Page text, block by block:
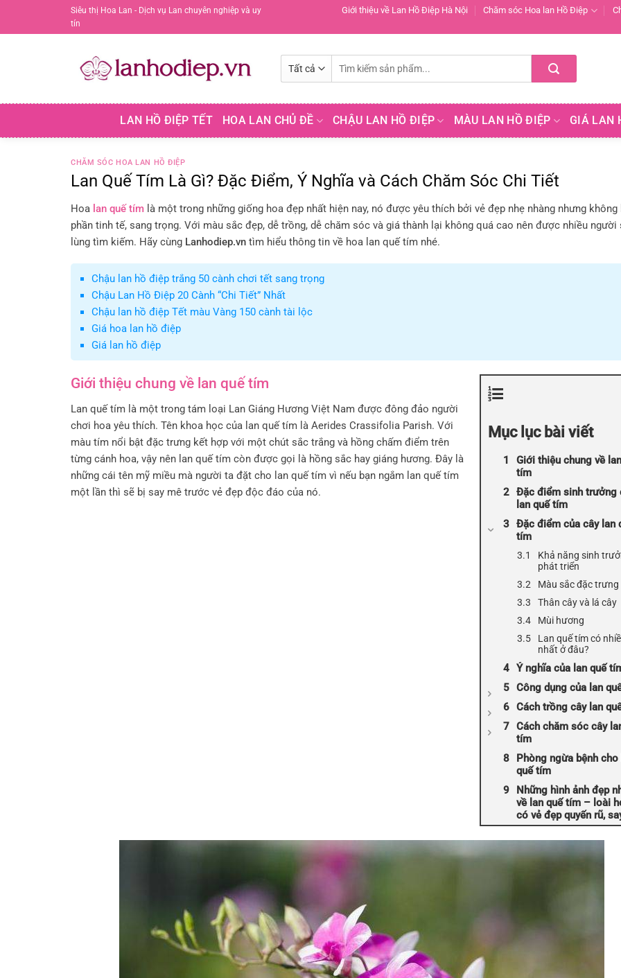
Siêu thị Hoa Lan - Dịch vụ Lan chuyên nghiệp và uy
tín
Giới thiệu về Lan Hồ Điệp Hà Nội Chăm sóc Hoa lan Hồ Điệp
kiếm:
LAN HỒ ĐIỆP TẾT HOA LAN CHỦ ĐỀ CHẬU LAN HỒ ĐIỆP MÀU LAN HỒ ĐIỆP GIÁ LAN
CHĂM SÓC HOA LAN HỒ ĐIỆP
Lan Quế Tím Là Gì? Đặc Điểm, Ý Nghĩa và Cách Chăm Sóc Chi Tiết
Hoa lan quế tím là một trong những giống hoa đẹp nhất hiện nay, nó được yêu thích bởi vẻ đẹp nhẹ nhàng nhưng không
phần tinh tế, sang trọng. Với màu sắc đẹp, dễ trồng, dễ chăm sóc và giá thành lại không quá cao nên được nhiều người
lùng tìm kiếm. Hãy cùng Lanhodiep.vn tìm hiểu thông tin về hoa lan quế tím nhé.
Chậu lan hồ điệp trắng 50 cành chơi tết sang trọng
Chậu Lan Hồ Điệp 20 Cành “Chi Tiết” Nhất
Chậu lan hồ điệp Tết màu Vàng 150 cành tài lộc
Giá hoa lan hồ điệp
Giá lan hồ điệp
Mục lục bài viết
Giới thiệu chung về
tím
Đặc điểm sinh trưởng
lan quế tím
Đặc điểm của cây lan
tím
Khả năng sinh
phát triển
Màu sắc đặc trưng
Thân cây và lá cây
Mùi hương
Lan quế tím có
nhất ở đâu?
Ý nghĩa của lan quế
Công dụng của lan
Cách trồng cây lan
Cách chăm sóc cây
tím
Phòng ngừa bệnh cho
quế tím
Những hình ảnh đẹp
về lan quế tím – loài
có vẻ đẹp quyến rũ,
Giới thiệu chung về lan quế tím
Lan quế tím là một trong tám loại Lan Giáng Hương Việt Nam được đông đảo người
chơi hoa yêu thích. Tên khoa học của lan quế tím là Aerides Crassifolia Parish. Với
màu tím nổi bật đặc trưng kết hợp với một chút sắc trắng và hồng chấm điểm trên
từng cánh hoa, vậy nên lan quế tím còn được gọi là hồng sắc hay giáng hương. Đây là
những cái tên mỹ miều mà người ta đặt cho lan quế tím vì nếu bạn ngắm lan quế tím
một lần thì sẽ bị say mê trước vẻ đẹp độc đáo của nó.